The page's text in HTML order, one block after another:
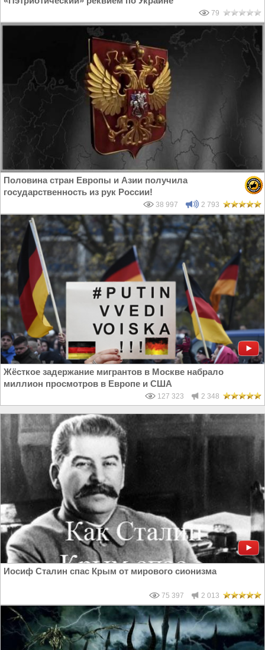
79
Половина стран Европы и Азии получила
государственность из рук России!
38 997 2 793
Жёсткое задержание мигрантов в Москве набрало
миллион просмотров в Европе и США
127 323 2 348
Иосиф Сталин спас Крым от мирового сионизма
75 397 2 013